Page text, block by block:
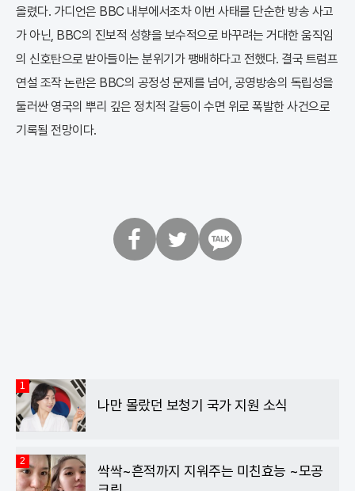
올렸다. 가디언은 BBC 내부에서조차 이번 사태를 단순한 방송 사고
가 아닌, BBC의 진보적 성향을 보수적으로 바꾸려는 거대한 움직임
의 신호탄으로 받아들이는 분위기가 팽배하다고 전했다. 결국 트럼프
연설 조작 논란은 BBC의 공정성 문제를 넘어, 공영방송의 독립성을
둘러싼 영국의 뿌리 깊은 정치적 갈등이 수면 위로 폭발한 사건으로
기록될 전망이다.
1
나만 몰랐던 보청기 국가 지원 소식
2
싹싹~흔적까지 지워주는 미친효능 ~모공